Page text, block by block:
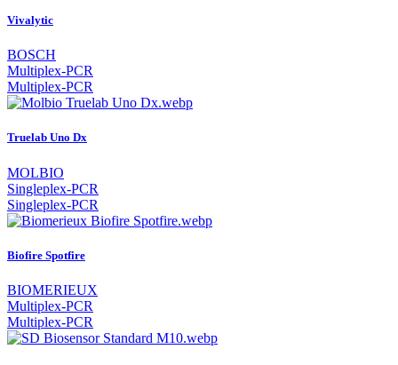
Vivalytic
BOSCH
Multiplex-PCR
Multiplex-PCR
Truelab Uno Dx
MOLBIO
Singleplex-PCR
Singleplex-PCR
Biofire Spotfire
BIOMERIEUX
Multiplex-PCR
Multiplex-PCR